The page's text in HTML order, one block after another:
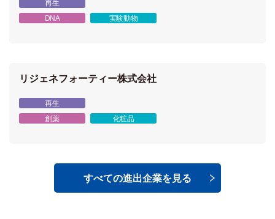
再生
DNA
実験動物
リジェネフォーティー株式会社
再生
創薬
化粧品
すべての進出企業を見る